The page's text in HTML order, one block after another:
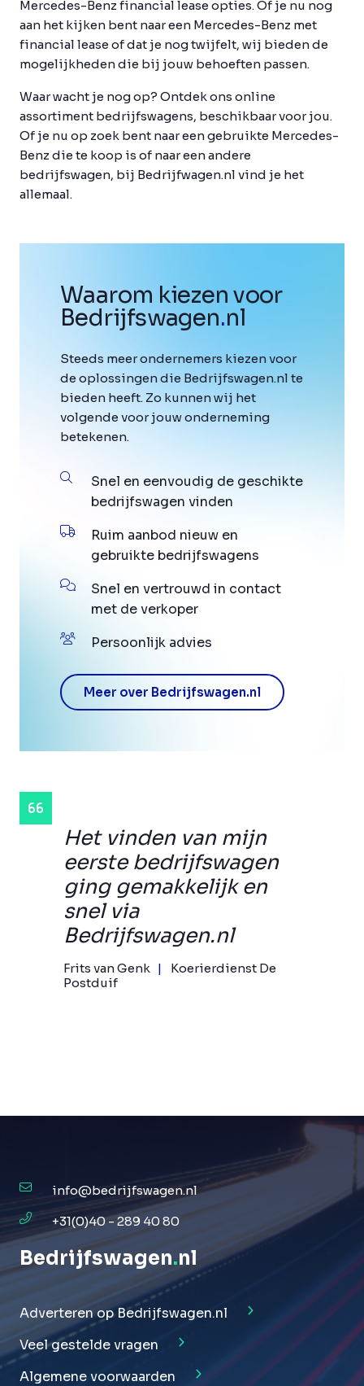
Mercedes-Benz financial lease opties. Of je nu nog
aan het kijken bent naar een Mercedes-Benz met
financial lease of dat je nog twijfelt, wij bieden de
mogelijkheden die bij jouw behoeften passen.
Waar wacht je nog op? Ontdek ons online
assortiment bedrijfswagens, beschikbaar voor jou.
Of je nu op zoek bent naar een gebruikte Mercedes-
Benz die te koop is of naar een andere
bedrijfswagen, bij Bedrijfwagen.nl vind je het
allemaal.
Het vinden van mijn
eerste bedrijfswagen
ging gemakkelijk en
snel via
Bedrijfswagen.nl
Frits van Genk
Koerierdienst De
Postduif
Waarom kiezen voor
Bedrijfswagen.nl
Steeds meer ondernemers kiezen voor
de oplossingen die Bedrijfswagen.nl te
bieden heeft. Zo kunnen wij het
volgende voor jouw onderneming
betekenen.
Snel en eenvoudig de geschikte
bedrijfswagen vinden
Ruim aanbod nieuw en
gebruikte bedrijfswagens
Snel en vertrouwd in contact
met de verkoper
Persoonlijk advies
Meer over Bedrijfswagen.nl
info@bedrijfswagen.nl
+31(0)40 - 289 40 80
Bedrijfswagen.nl
Adverteren op Bedrijfswagen.nl
Veel gestelde vragen
Algemene voorwaarden